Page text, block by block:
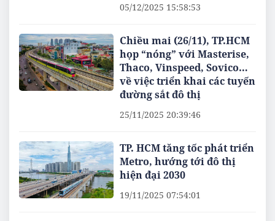
05/12/2025 15:58:53
Chiều mai (26/11), TP.HCM
họp “nóng” với Masterise,
Thaco, Vinspeed, Sovico…
về việc triển khai các tuyến
đường sắt đô thị
25/11/2025 20:39:46
TP. HCM tăng tốc phát triển
Metro, hướng tới đô thị
hiện đại 2030
19/11/2025 07:54:01